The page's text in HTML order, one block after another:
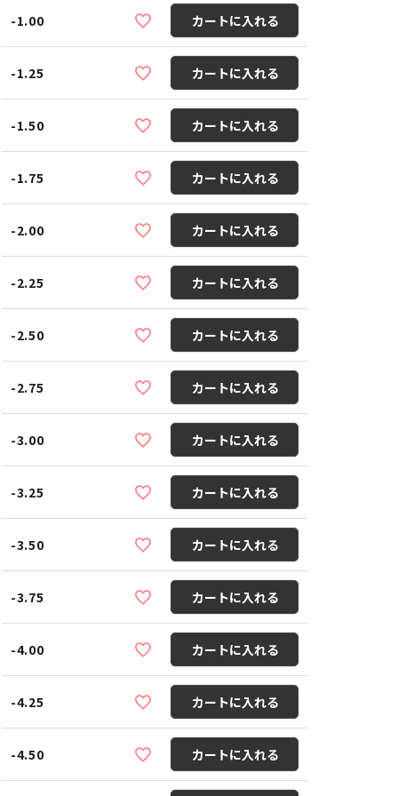
-1.00 カートに入れる
-1.25 カートに入れる
-1.50 カートに入れる
-1.75 カートに入れる
-2.00 カートに入れる
-2.25 カートに入れる
-2.50 カートに入れる
-2.75 カートに入れる
-3.00 カートに入れる
-3.25 カートに入れる
-3.50 カートに入れる
-3.75 カートに入れる
-4.00 カートに入れる
-4.25 カートに入れる
-4.50 カートに入れる